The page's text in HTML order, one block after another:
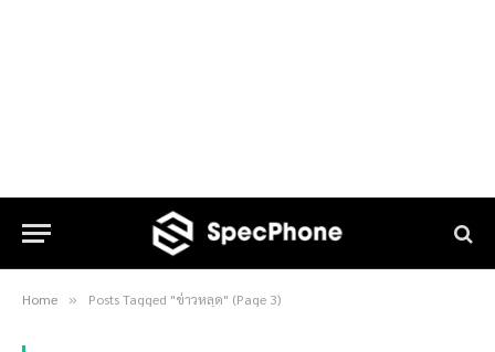
Home » Posts Tagged "ข่าวหลุด" (Page 3)